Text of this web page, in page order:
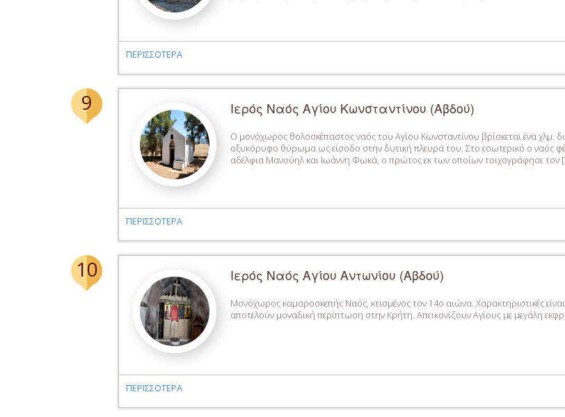
ΠΕΡΙΣΣΟΤΕΡΑ
9 Ιερός Ναός Αγίου Κωνσταντίνου (Αβδού)
Ο μονόχωρος θολοσκέπαστος ναός του Αγίου Κωνσταντίνου βρίσκεται ένα χλμ.
οξυκόρυφο θύρωμα ως είσοδο στην δυτική πλευρά του. Στο εσωτερικό ο ναός
αδέλφια Μανούηλ και Ιωάννη Φωκά, ο πρώτος εκ των οποίων τοιχογράφησε τον
ΠΕΡΙΣΣΟΤΕΡΑ
10 Ιερός Ναός Αγίου Αντωνίου (Αβδού)
Μονόχωρος καμαροσκεπής Ναός, κτισμένος τον 14ο αιώνα. Χαρακτηριστικές
αποτελούν μοναδική περίπτωση στην Κρήτη. Απεικονίζουν Αγίους με μεγάλη
ΠΕΡΙΣΣΟΤΕΡΑ